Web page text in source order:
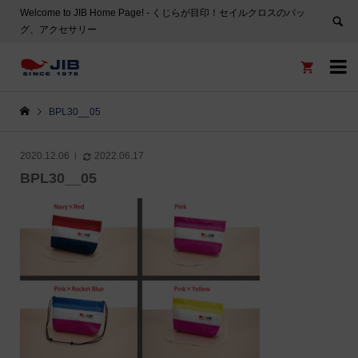
Welcome to JIB Home Page! ‐ くじらが目印！セイルクロスのバッ
グ、アクセサリー


BPL30__05
2020.12.06 2022.06.17
BPL30__05